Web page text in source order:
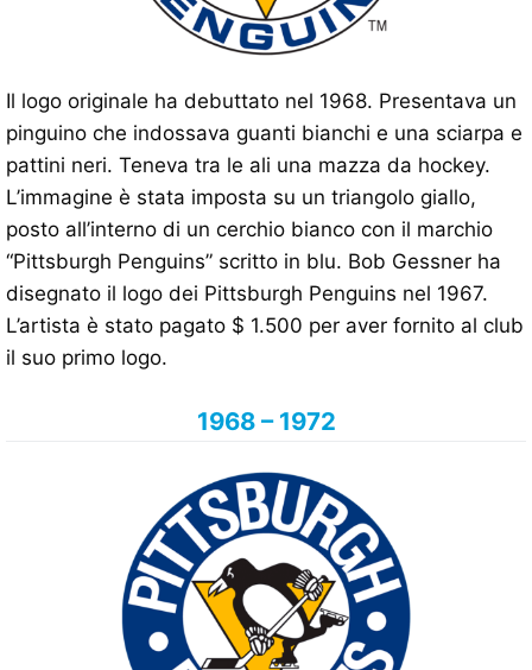
Il logo originale ha debuttato nel 1968. Presentava un
pinguino che indossava guanti bianchi e una sciarpa e
pattini neri. Teneva tra le ali una mazza da hockey.
L’immagine è stata imposta su un triangolo giallo,
posto all’interno di un cerchio bianco con il marchio
“Pittsburgh Penguins” scritto in blu. Bob Gessner ha
disegnato il logo dei Pittsburgh Penguins nel 1967.
L’artista è stato pagato $ 1.500 per aver fornito al club
il suo primo logo.
1968 – 1972